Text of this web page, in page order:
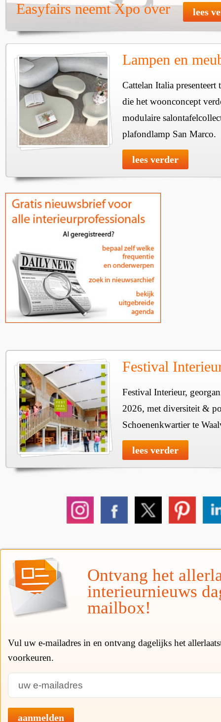
Easyfairs neemt Xpo over lees
Lampen en
Cattelan Italia
die het woonconcept
modulaire
plafondlamp San Marco.
lees verder
Festival
Festival Interieur,
2026, met diversiteit &
Schoenenkwartier te
lees verder
Ontvang het
interieurnieuws
mailbox!
Vul uw e-mailadres in en ontvang dagelijks het
voorkeuren.
aanmelden